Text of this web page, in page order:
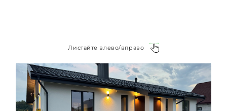
Листайте влево/вправо